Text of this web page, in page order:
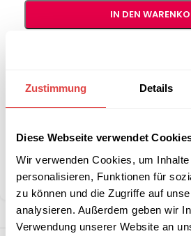
Zustimmung Details
Diese Webseite verwendet
Wir verwenden Cookies, um
personalisieren, Funktionen für
zu können und die Zugriffe auf
analysieren. Außerdem geben wir
Verwendung unserer Website an
IN DEN
Stückzahlen?
Kategorie: Festzeltgarnituren &
Marke:Gastro Uzal
Teilen: